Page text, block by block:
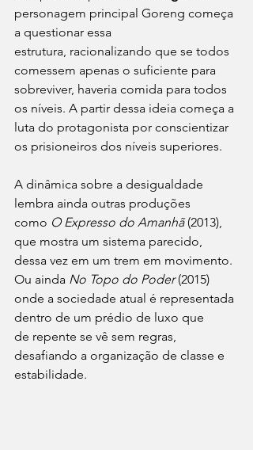
personagem principal Goreng começa
a questionar essa
estrutura, racionalizando que se todos
comessem apenas o suficiente para
sobreviver, haveria comida para todos
os níveis. A partir dessa ideia começa a
luta do protagonista por conscientizar
os prisioneiros dos níveis superiores.
A dinâmica sobre a desigualdade
lembra ainda outras produções
como O Expresso do Amanhã (2013),
que mostra um sistema parecido,
dessa vez em um trem em movimento.
Ou ainda No Topo do Poder (2015)
onde a sociedade atual é representada
dentro de um prédio de luxo que
de repente se vê sem regras,
desafiando a organização de classe e
estabilidade.